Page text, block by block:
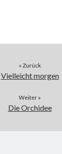
« Zurück
Vielleicht morgen
Weiter »
Die Orchidee